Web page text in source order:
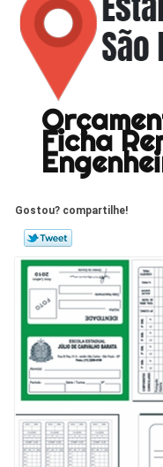
Ficha
Gostou? compartilhe!